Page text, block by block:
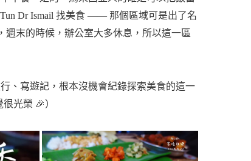
Dr Ismail 找美食 —— 那個區域可是出了名
末的時候，辦公室大多休息，所以這一區
、寫遊記，根本沒機會紀錄探索美食的這一
光榮 🎉）